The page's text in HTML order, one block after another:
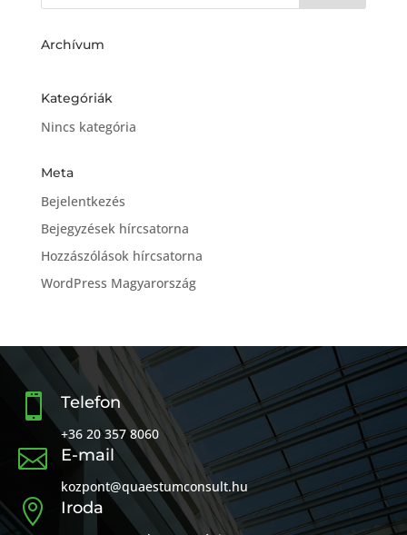
Archívum
Kategóriák
Nincs kategória
Meta
Bejelentkezés
Bejegyzések hírcsatorna
Hozzászólások hírcsatorna
WordPress Magyarország
 Telefon
+36 20 357 8060
 E-mail
kozpont@quaestumconsult.hu
 Iroda